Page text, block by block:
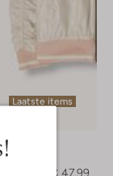
Laatste items
€ 47,99